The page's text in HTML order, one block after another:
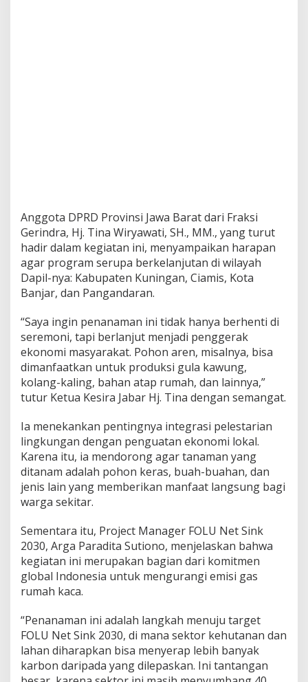
Anggota DPRD Provinsi Jawa Barat dari Fraksi
Gerindra, Hj. Tina Wiryawati, SH., MM., yang turut
hadir dalam kegiatan ini, menyampaikan harapan
agar program serupa berkelanjutan di wilayah
Dapil-nya: Kabupaten Kuningan, Ciamis, Kota
Banjar, dan Pangandaran.
“Saya ingin penanaman ini tidak hanya berhenti di
seremoni, tapi berlanjut menjadi penggerak
ekonomi masyarakat. Pohon aren, misalnya, bisa
dimanfaatkan untuk produksi gula kawung,
kolang-kaling, bahan atap rumah, dan lainnya,”
tutur Ketua Kesira Jabar Hj. Tina dengan semangat.
Ia menekankan pentingnya integrasi pelestarian
lingkungan dengan penguatan ekonomi lokal.
Karena itu, ia mendorong agar tanaman yang
ditanam adalah pohon keras, buah-buahan, dan
jenis lain yang memberikan manfaat langsung bagi
warga sekitar.
Sementara itu, Project Manager FOLU Net Sink
2030, Arga Paradita Sutiono, menjelaskan bahwa
kegiatan ini merupakan bagian dari komitmen
global Indonesia untuk mengurangi emisi gas
rumah kaca.
“Penanaman ini adalah langkah menuju target
FOLU Net Sink 2030, di mana sektor kehutanan dan
lahan diharapkan bisa menyerap lebih banyak
karbon daripada yang dilepaskan. Ini tantangan